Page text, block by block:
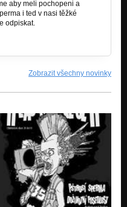
aby meli pochopeni a
i ted v nasi těžké
odpiskat.
Zobrazit všechny novinky